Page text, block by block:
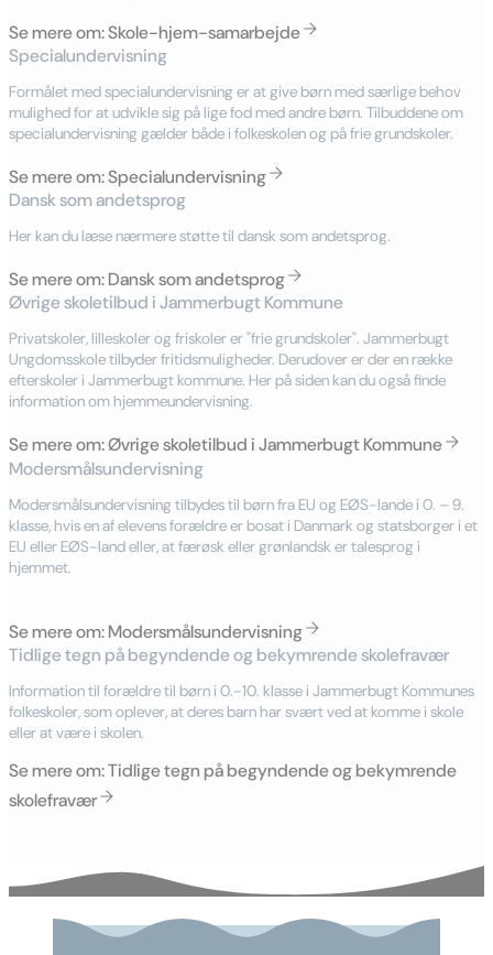
Se mere om: Skole-hjem-samarbejde
Specialundervisning
Formålet med specialundervisning er at give børn med særlige behov
mulighed for at udvikle sig på lige fod med andre børn. Tilbuddene om
specialundervisning gælder både i folkeskolen og på frie grundskoler.
Se mere om: Specialundervisning
Dansk som andetsprog
Her kan du læse nærmere støtte til dansk som andetsprog.
Se mere om: Dansk som andetsprog
Øvrige skoletilbud i Jammerbugt Kommune
Privatskoler, lilleskoler og friskoler er "frie grundskoler". Jammerbugt
Ungdomsskole tilbyder fritidsmuligheder. Derudover er der en række
efterskoler i Jammerbugt kommune. Her på siden kan du også finde
information om hjemmeundervisning.
Se mere om: Øvrige skoletilbud i Jammerbugt Kommune
Modersmålsundervisning
Modersmålsundervisning tilbydes til børn fra EU og EØS-lande i 0. – 9.
klasse, hvis en af elevens forældre er bosat i Danmark og statsborger i et
EU eller EØS-land eller, at færøsk eller grønlandsk er talesprog i
hjemmet.
Se mere om: Modersmålsundervisning
Tidlige tegn på begyndende og bekymrende skolefravær
Information til forældre til børn i 0.-10. klasse i Jammerbugt Kommunes
folkeskoler, som oplever, at deres barn har svært ved at komme i skole
eller at være i skolen.
Se mere om: Tidlige tegn på begyndende og bekymrende
skolefravær